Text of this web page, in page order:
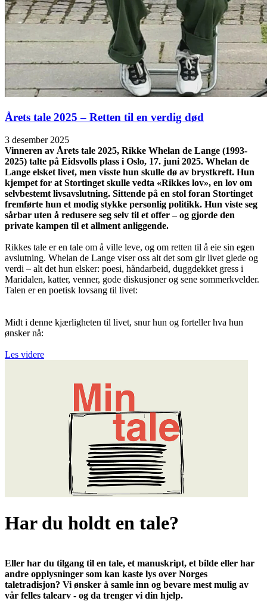
Årets tale 2025 – Retten til en verdig død
3 desember 2025
Vinneren av Årets tale 2025, Rikke Whelan de Lange (1993-
2025) talte på Eidsvolls plass i Oslo, 17. juni 2025. Whelan de
Lange elsket livet, men visste hun skulle dø av brystkreft. Hun
kjempet for at Stortinget skulle vedta «Rikkes lov», en lov om
selvbestemt livsavslutning. Sittende på en stol foran Stortinget
fremførte hun et modig stykke personlig politikk. Hun viste seg
sårbar uten å redusere seg selv til et offer – og gjorde den
private kampen til et allment anliggende.
Rikkes tale er en tale om å ville leve, og om retten til å eie sin egen
avslutning. Whelan de Lange viser oss alt det som gir livet glede og
verdi – alt det hun elsker: poesi, håndarbeid, duggdekket gress i
Maridalen, katter, venner, gode diskusjoner og sene sommerkvelder.
Talen er en poetisk lovsang til livet:
Midt i denne kjærligheten til livet, snur hun og forteller hva hun
ønsker nå:
Les videre
Har du holdt en tale?
Eller har du tilgang til en tale, et manuskript, et bilde eller har
andre opplysninger som kan kaste lys over Norges
taletradisjon? Vi ønsker å samle inn og bevare mest mulig av
vår felles talearv - og da trenger vi din hjelp.